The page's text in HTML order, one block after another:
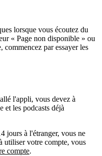
lorsque vous écoutez du
« Page non disponible » ou
commencez par essayer les
l'appli, vous devez à
et les podcasts déjà
jours à l'étranger, vous ne
utiliser votre compte, vous
compte.